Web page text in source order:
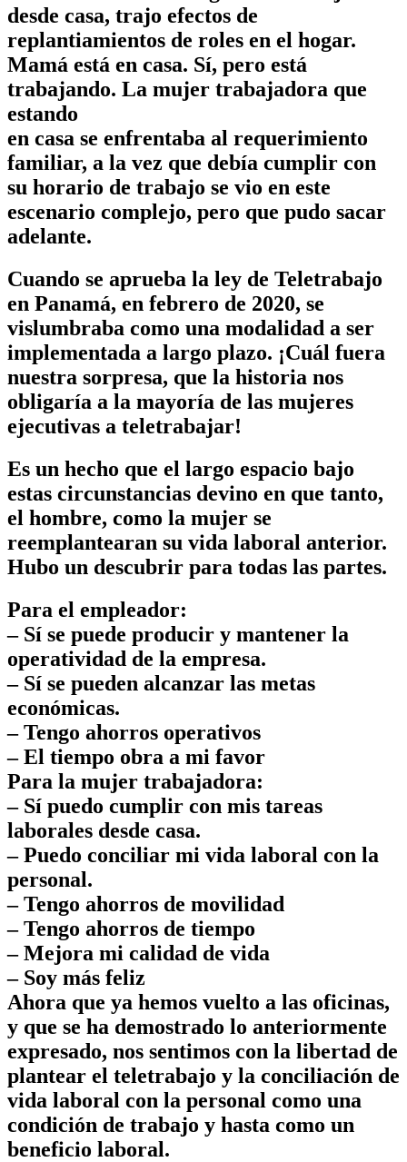
desde casa, trajo efectos de
replantiamientos de roles en el hogar.
Mamá está en casa. Sí, pero está
trabajando. La mujer trabajadora que
estando
en casa se enfrentaba al requerimiento
familiar, a la vez que debía cumplir con
su horario de trabajo se vio en este
escenario complejo, pero que pudo sacar
adelante.
Cuando se aprueba la ley de Teletrabajo
en Panamá, en febrero de 2020, se
vislumbraba como una modalidad a ser
implementada a largo plazo. ¡Cuál fuera
nuestra sorpresa, que la historia nos
obligaría a la mayoría de las mujeres
ejecutivas a teletrabajar!
Es un hecho que el largo espacio bajo
estas circunstancias devino en que tanto,
el hombre, como la mujer se
reemplantearan su vida laboral anterior.
Hubo un descubrir para todas las partes.
Para el empleador:
– Sí se puede producir y mantener la
operatividad de la empresa.
– Sí se pueden alcanzar las metas
económicas.
– Tengo ahorros operativos
– El tiempo obra a mi favor
Para la mujer trabajadora:
– Sí puedo cumplir con mis tareas
laborales desde casa.
– Puedo conciliar mi vida laboral con la
personal.
– Tengo ahorros de movilidad
– Tengo ahorros de tiempo
– Mejora mi calidad de vida
– Soy más feliz
Ahora que ya hemos vuelto a las oficinas,
y que se ha demostrado lo anteriormente
expresado, nos sentimos con la libertad de
plantear el teletrabajo y la conciliación de
vida laboral con la personal como una
condición de trabajo y hasta como un
beneficio laboral.